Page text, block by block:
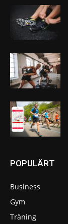
POPULÄRT
Business
Gym
Träning